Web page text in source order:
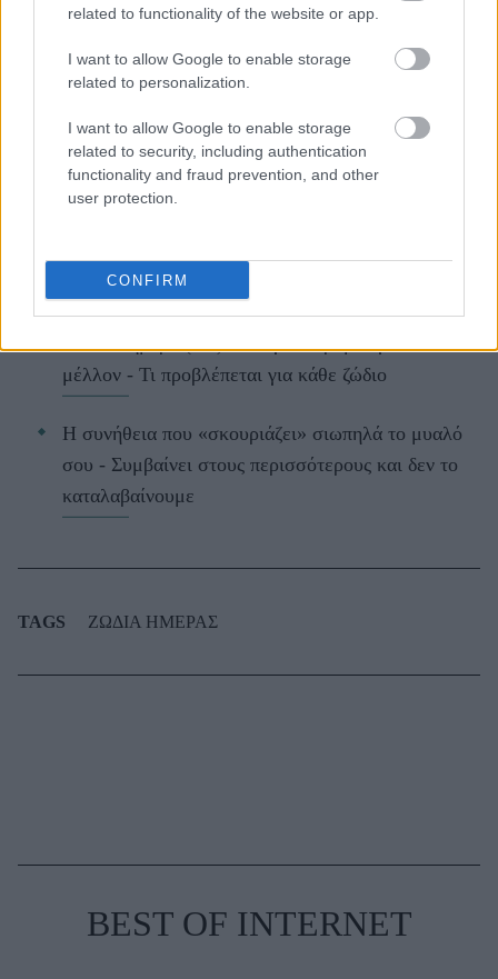
related to functionality of the website or app.
I want to allow Google to enable storage
related to personalization.
I want to allow Google to enable storage
related to security, including authentication
functionality and fraud prevention, and other
user protection.
CONFIRM
ΔΙΑΒΑΖΟΝΤΑΙ ΤΩΡΑ
Ζώδια σήμερα (9/8): Ανοίγουν δρόμοι για το
μέλλον - Τι προβλέπεται για κάθε ζώδιο
Η συνήθεια που «σκουριάζει» σιωπηλά το μυαλό
σου - Συμβαίνει στους περισσότερους και δεν το
καταλαβαίνουμε
TAGS ΖΩΔΙΑ ΗΜΕΡΑΣ
BEST OF INTERNET